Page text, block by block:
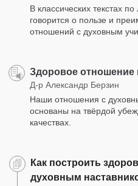
В классических текстах
говорится о пользе и
отношений с духовным
Здоровое отношение
Д-р Александр Берзин
Наши отношения с
основаны на твёрдой
качествах.
Как построить
духовным